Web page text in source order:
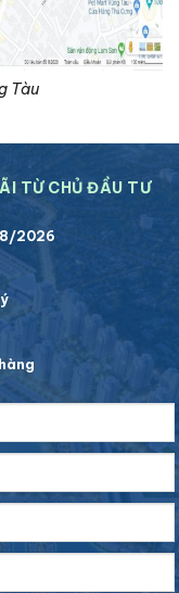
Tàu
TỪ CHỦ ĐẦU TƯ
2026